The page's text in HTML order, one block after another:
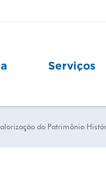
Serviços
do Patrimônio